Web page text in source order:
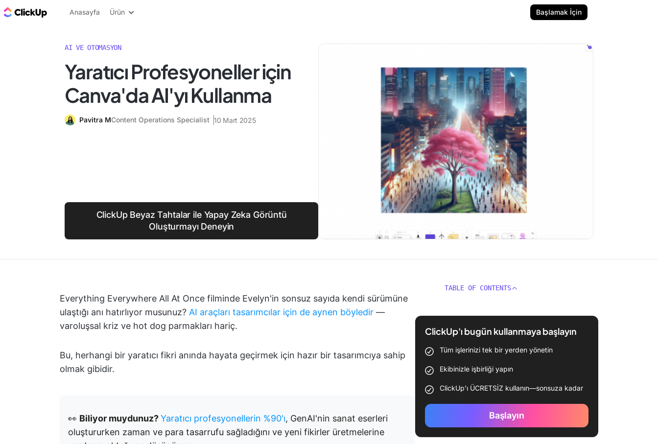
ClickUp Blog
Anasayfa Ürün Başlamak İçin
AI VE OTOMASYON
Yaratıcı Profesyoneller için
Canva'da AI'yı Kullanma
Pavitra MContent Operations Specialist 10 Mart 2025
ClickUp Beyaz Tahtalar ile Yapay Zeka Görüntü
Oluşturmayı Deneyin
Everything Everywhere All At Once filminde Evelyn'in sonsuz sayıda kendi sürümüne
ulaştığı anı hatırlıyor musunuz? AI araçları tasarımcılar için de aynen böyledir —
varoluşsal kriz ve hot dog parmakları hariç.
Bu, herhangi bir yaratıcı fikri anında hayata geçirmek için hazır bir tasarımcıya sahip
olmak gibidir.
👀 Biliyor muydunuz?Yaratıcı profesyonellerin %90'ı, GenAI'nin sanat eserleri
oluştururken zaman ve para tasarrufu sağladığını ve yeni fikirler üretmelerine
TABLE OF CONTENTS
ClickUp'ı bugün kullanmaya başlayın
Tüm işlerinizi tek bir yerden yönetin
Ekibinizle işbirliği yapın
ClickUp'ı ÜCRETSİZ kullanın—sonsuza kadar
Başlayın